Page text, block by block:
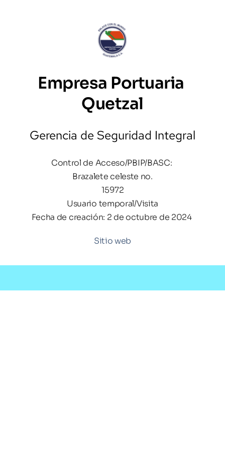
Empresa Portuaria
Quetzal
Gerencia de Seguridad Integral
Control de Acceso/PBIP/BASC:
Brazalete celeste no.
15972
Usuario temporal/Visita
Fecha de creación: 2 de octubre de 2024
Sitio web